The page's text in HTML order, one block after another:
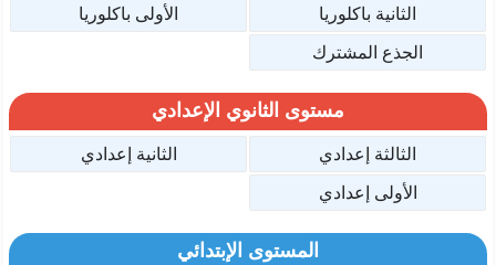
الثانية باكلوريا
الأولى باكلوريا
الجذع المشترك
مستوى الثانوي الإعدادي
الثالثة إعدادي
الثانية إعدادي
الأولى إعدادي
المستوى الإبتدائي